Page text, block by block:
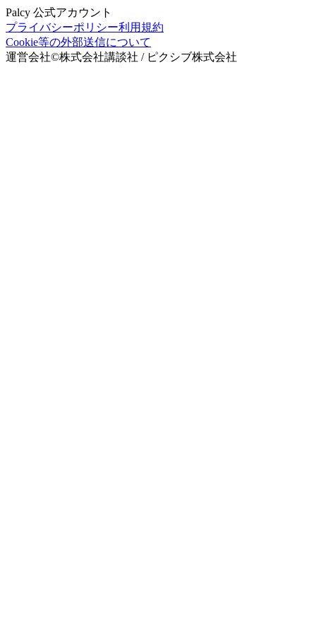
Palcy 公式アカウント
プライバシーポリシー利用規約
Cookie等の外部送信について
運営会社©株式会社講談社 / ピクシブ株式会社